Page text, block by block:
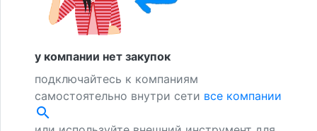
у компании нет закупок
подключайтесь к компаниям
самостоятельно внутри сети все компании
search